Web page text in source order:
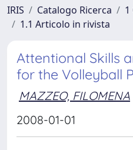
IRIS Catalogo Ricerca
1
1.1 Articolo in rivista
Attentional Skills
for the Volleyball
MAZZEO, FILOMENA
2008-01-01